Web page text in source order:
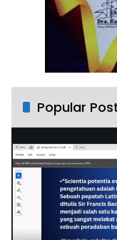
Popular